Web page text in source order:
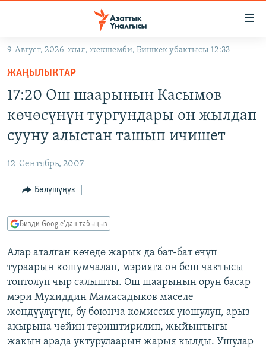
Навигацияга
өтүңүз
салыңыз
МАДАНИЯТ
УКРАИНА
ТВ ПРОГРАММАЛАР
БҮГҮН АЗАТТЫКТА
ДАНИСТЕ
АЗАТТЫК+
ЫҢГАЙСЫЗ СУРООЛОР
ПОДКАСТ
ОНЛАЙН ШЕРИНЕ
9-Август, 2026-жыл, жекшемби, Бишкек убактысы 12:33
ЖАҢЫЛЫКТАР
17:20 Ош шаарынын Касымов
көчөсүнүн тургундары он жылдап
сууну алыстан ташып ичишет
12-Сентябрь, 2007
Бөлүшүңүз
Бизди Google'дан табыңыз
Алар аталган көчөдө жарык да бат-бат өчүп
тураарын кошумчалап, мэрияга он беш чактысы
топтолуп чыр салышты. Ош шаарынын орун басар
мэри Мухиддин Мамасадыков маселе
жөндүүлүгүн, бу боюнча комиссия уюшулуп, арыз
акырына чейин териштирилип, жыйынтыгы
жакын арада уктурулаарын жарыя кылды. Ушулар